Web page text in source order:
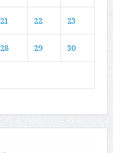
21 22 23
28 29 30